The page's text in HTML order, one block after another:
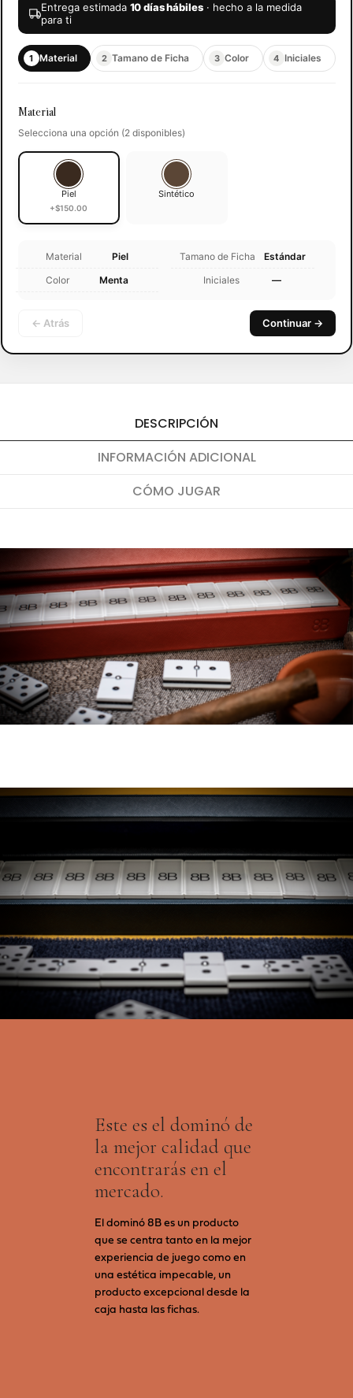
Entrega estimada 10 días hábiles· hecho a la medida
para ti
1 Material 2 Tamano de Ficha 3 Color 4 Iniciales
Material
Selecciona una opción (2 disponibles)
Piel
+$150.00
Sintético
Material Piel Tamano de Ficha
Estándar
Color
Menta Iniciales —
← Atrás Continuar →
DESCRIPCIÓN
INFORMACIÓN ADICIONAL
CÓMO JUGAR
Este es el dominó de
la mejor calidad que
encontrarás en el
mercado.
El dominó 8B es un producto
que se centra tanto en la mejor
experiencia de juego como en
una estética impecable, un
producto excepcional desde la
caja hasta las fichas.